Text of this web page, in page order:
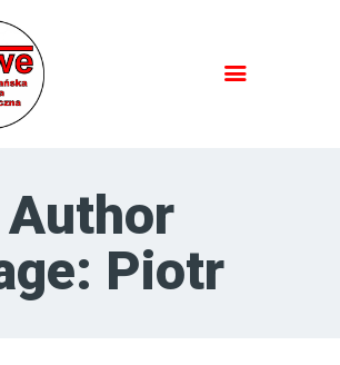
Author
Piotr
JEST PANEM